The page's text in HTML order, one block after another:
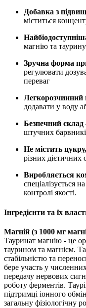
Добавка з
міститься
магнію та таурину
Зручна форма
регулювати
переваг
додавати у воду
Безпечний склад
штучних
Не містить
різних дієтичних
Виробляється
спеціалізується
контролі якості.
Інгредієнти та їх
Магній (з 1000 мг
Тауринат магнію - це
таурином та магнієм.
стабільністю та
бере участь у
передачу нервових
роботу ферментів.
підтримці іонного
загальну фізіологічну